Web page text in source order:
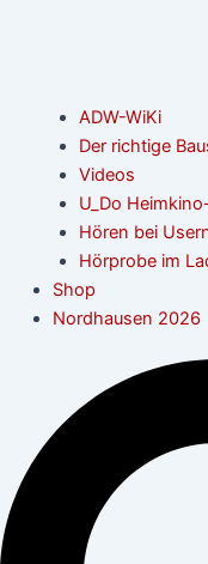
ADW-WiKi
Der richtige
Videos
U_Do
Hören bei
Hörprobe im
Shop
Nordhausen 2026